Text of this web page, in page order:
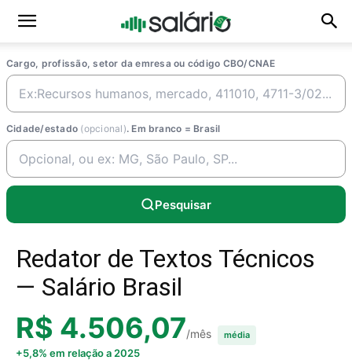
Cargo, profissão, setor da emresa ou código CBO/CNAE
Cidade/estado (opcional). Em branco = Brasil
Pesquisar
Redator de Textos Técnicos
— Salário Brasil
R$ 4.506,07/mês média
+5,8% em relação a 2025